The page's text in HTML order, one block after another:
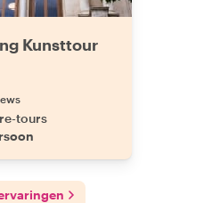
Kunsttour
tours